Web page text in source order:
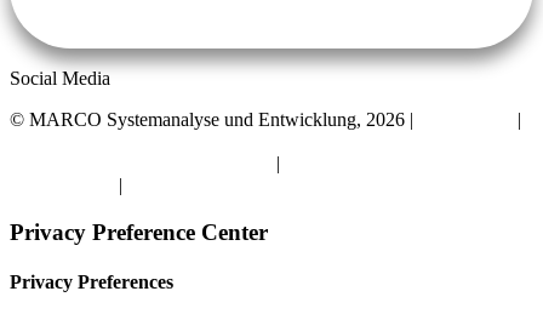
Social Media
© MARCO Systemanalyse und Entwicklung, 2026 |
|
|
|
Privacy Preference Center
Privacy Preferences